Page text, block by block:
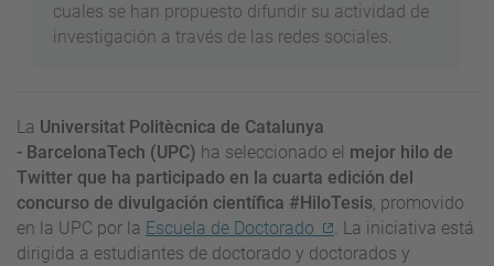
cuales se han propuesto difundir su actividad de
investigación a través de las redes sociales.
La Universitat Politècnica de Catalunya
- BarcelonaTech (UPC) ha seleccionado el mejor hilo de
Twitter que ha participado en la cuarta edición del
concurso de divulgación científica #HiloTesis, promovido
en la UPC por la Escuela de Doctorado
. La iniciativa está
dirigida a estudiantes de doctorado y doctorados y